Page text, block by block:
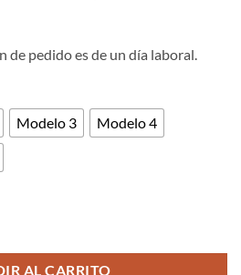
de pedido es de un día laboral.
Modelo 3
Modelo 4
AL CARRITO